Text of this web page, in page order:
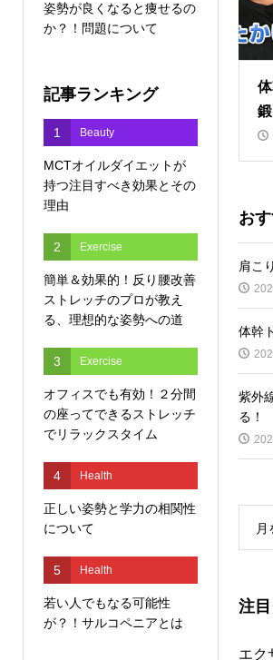
姿勢が良くなると痩せるの
か？！問題について
記事ランキング
1 Beauty
MCTオイルダイエットが
持つ注目すべき効果とその
理由
2 Exercise
簡単＆効果的！反り腰改善
ストレッチのプロが教え
る、理想的な姿勢への道
3 Exercise
オフィスでも有効！２分間
の座ってできるストレッチ
でリラックスタイム
4 Health
正しい姿勢と学力の相関性
について
5 Health
若い人でもなる可能性
が？！サルコペニアとは
お
肩こ
体幹
紫外
る！
月
注
エク